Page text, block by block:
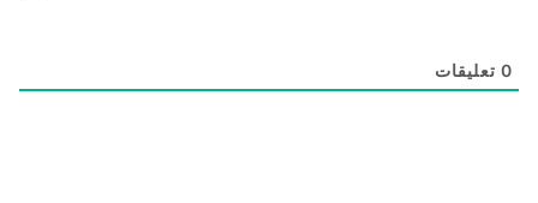
0 تعليقات